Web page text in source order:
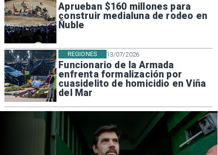
Aprueban $160 millones para
construir medialuna de rodeo en
Ñuble
13/07/2026
Funcionario de la Armada
enfrenta formalización por
cuasidelito de homicidio en Viña
del Mar
REGIONES